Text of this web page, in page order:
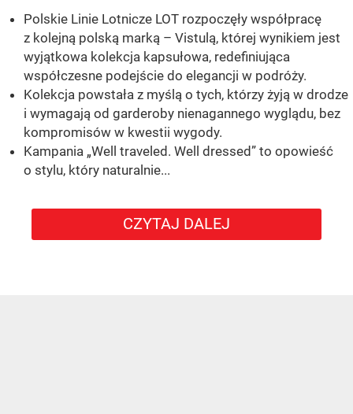
Polskie Linie Lotnicze LOT rozpoczęły współpracę
z kolejną polską marką – Vistulą, której wynikiem jest
wyjątkowa kolekcja kapsułowa, redefiniująca
współczesne podejście do elegancji w podróży.
Kolekcja powstała z myślą o tych, którzy żyją w drodze
i wymagają od garderoby nienagannego wyglądu, bez
kompromisów w kwestii wygody.
Kampania „Well traveled. Well dressed” to opowieść
o stylu, który naturalnie...
CZYTAJ DALEJ